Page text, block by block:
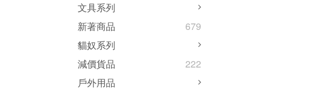
文具系列
新著商品
679
貓奴系列
減價貨品
222
戶外用品